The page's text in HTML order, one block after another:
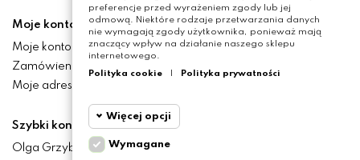
Moje konto
Moje konto
Zamówienia
Moje adresy
Szybki kontakt
Olga Grzyb STILO
preferencje przed wyrażeniem zgody lub jej
odmową. Niektóre rodzaje przetwarzania danych
nie wymagają zgody użytkownika, ponieważ mają
znaczący wpływ na działanie naszego sklepu
internetowego.
Polityka cookie
Polityka prywatności
Więcej opcji
Wymagane